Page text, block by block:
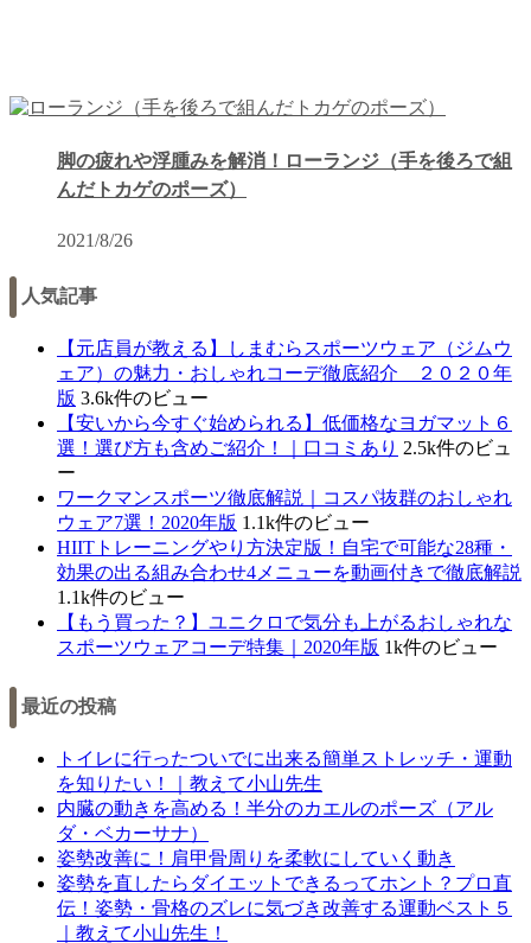
脚の疲れや浮腫みを解消！ローランジ（手を後ろで組
んだトカゲのポーズ）
2021/8/26
人気記事
【元店員が教える︎】しまむらスポーツウェア（ジムウ
ェア）の魅力・おしゃれコーデ徹底紹介 ２０２０年
版 3.6k件のビュー
【安いから今すぐ始められる】低価格なヨガマット６
選！選び方も含めご紹介！｜口コミあり 2.5k件のビュ
ー
ワークマンスポーツ徹底解説｜コスパ抜群のおしゃれ
ウェア7選！2020年版 1.1k件のビュー
HIITトレーニングやり方決定版！自宅で可能な28種・
効果の出る組み合わせ4メニューを動画付きで徹底解説
1.1k件のビュー
【もう買った？】ユニクロで気分も上がるおしゃれな
スポーツウェアコーデ特集｜2020年版 1k件のビュー
最近の投稿
トイレに行ったついでに出来る簡単ストレッチ・運動
を知りたい！｜教えて小山先生
内臓の動きを高める！半分のカエルのポーズ（アル
ダ・ベカーサナ）
姿勢改善に！肩甲骨周りを柔軟にしていく動き
姿勢を直したらダイエットできるってホント？プロ直
伝！姿勢・骨格のズレに気づき改善する運動ベスト５
｜教えて小山先生！